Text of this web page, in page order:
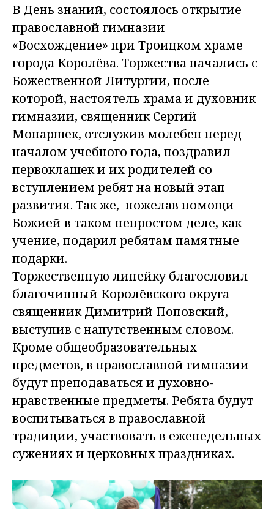
В День знаний, состоялось открытие
православной гимназии
«Восхождение» при Троицком храме
города Королёва. Торжества начались с
Божественной Литургии, после
которой, настоятель храма и духовник
гимназии, священник Сергий
Монаршек,​ отслужив молебен перед
началом учебного года, поздравил
первоклашек и их родителей со
вступлением ребят на новый этап
развития. Так же, пожелав помощи
Божией в таком непростом деле, как
учение, подарил ребятам памятные
подарки.
Торжественную линейку благословил
благочинный Королё­вского округа
священник Димитрий Поповский,
выступив с напутственным словом.
Кроме общеобразовательных
предметов, в православной гимназии
будут преподаваться и духовно-
нравственные предметы. Ребята будут
воспитываться в православной
традиции, участвовать в еженедельных
сужениях и церковных праздниках.